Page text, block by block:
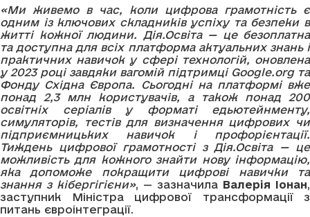
«Ми живемо в час, коли цифрова грамотність є
одним із ключових складників успіху та безпеки в
житті кожної людини. Дія.Освіта — це безоплатна
та доступна для всіх платформа актуальних знань і
практичних навичок у сфері технологій, оновлена
у 2023 році завдяки вагомій підтримці Google.org та
Фонду Східна Європа. Сьогодні на платформі вже
понад 2,3 млн користувачів, а також понад 200
освітніх серіалів у форматі едьютейнменту,
симуляторів, тестів для визначення цифрових чи
підприємницьких навичок і профорієнтації.
Тиждень цифрової грамотності з Дія.Освіта — це
можливість для кожного знайти нову інформацію,
яка допоможе покращити цифрові навички та
знання з кібергігієни», — зазначила Валерія Іонан,
заступник Міністра цифрової трансформації з
питань євроінтеграції.